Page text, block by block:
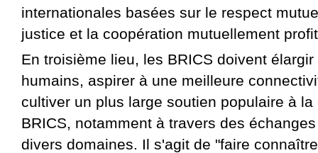
internationales basées sur le respect
justice et la coopération mutuellement
En troisième lieu, les BRICS doivent
humains, aspirer à une meilleure
cultiver un plus large soutien populaire à
BRICS, notamment à travers des
divers domaines. Il s'agit de "faire